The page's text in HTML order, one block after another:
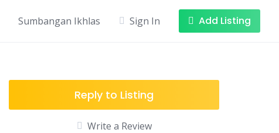
Sumbangan Ikhlas Sign In Add Listing
Reply to Listing
Write a Review